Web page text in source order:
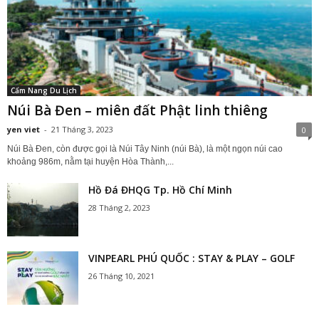
Cẩm Nang Du Lịch
Núi Bà Đen – miên đất Phật linh thiêng
yen viet - 21 Tháng 3, 2023 0
Núi Bà Đen, còn được gọi là Núi Tây Ninh (núi Bà), là một ngọn núi cao
khoảng 986m, nằm tại huyện Hòa Thành,...
Hồ Đá ĐHQG Tp. Hồ Chí Minh
28 Tháng 2, 2023
VINPEARL PHÚ QUỐC : STAY & PLAY – GOLF
26 Tháng 10, 2021